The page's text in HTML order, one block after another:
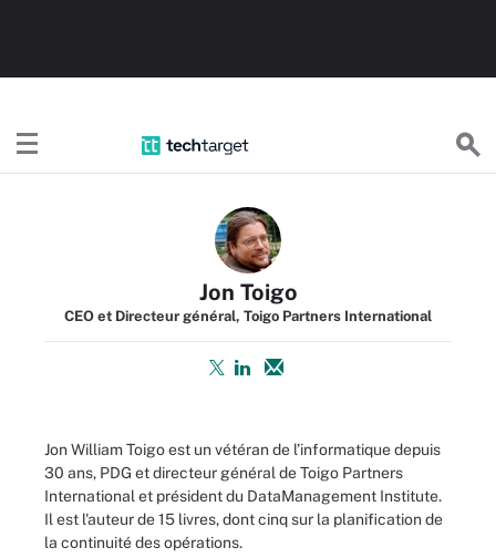
Jon Toigo
CEO et Directeur général, Toigo Partners International
Jon William Toigoest un vétéran de l’informatique depuis
30 ans, PDG et directeur général de Toigo Partners
International et président du DataManagement Institute.
Il est l'auteur de 15 livres, dont cinq sur la planification de
la continuité des opérations.